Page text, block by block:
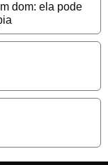
dom: ela pode